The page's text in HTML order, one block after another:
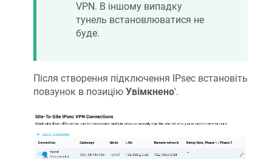
VPN. В іншому випадку
тунель встановлюватися не
буде.
Після створення підключення IPsec встановіть
повзунок в позицію Увімкнено'.